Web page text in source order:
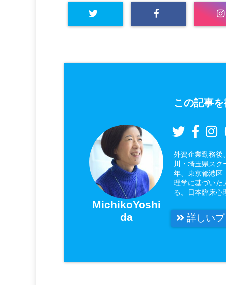
この記事
MichikoYoshi
da
外資企業勤務後
川・埼玉県ス
年、東京都港区
理学に基づいた
る。日本臨床心
詳しいプ